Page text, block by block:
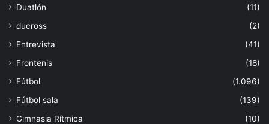
Duatlón
(11)
ducross
(2)
Entrevista
(41)
Frontenis
(18)
Fútbol
(1.096)
Fútbol sala
(139)
Gimnasia Rítmica
(10)